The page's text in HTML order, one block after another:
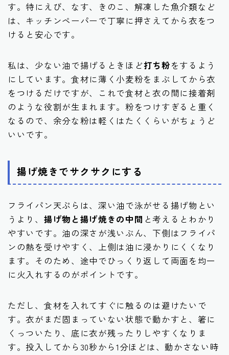
す。特にえび、なす、きのこ、解凍した魚介類など
は、キッチンペーパーで丁寧に押さえてから衣をつ
けると安心です。
私は、少ない油で揚げるときほど打ち粉をするよう
にしています。食材に薄く小麦粉をまぶしてから衣
をつけるだけですが、これで食材と衣の間に接着剤
のような役割が生まれます。粉をつけすぎると重く
なるので、余分な粉は軽くはたくくらいがちょうど
いいです。
揚げ焼きでサクサクにする
フライパン天ぷらは、深い油で泳がせる揚げ物とい
うより、 揚げ物と揚げ焼きの中間 と考えるとわかり
やすいです。油の深さが浅いぶん、下側はフライパ
ンの熱を受けやすく、上側は油に浸かりにくくなり
ます。そのため、途中でひっくり返して両面を均一
に火入れするのがポイントです。
ただし、食材を入れてすぐに触るのは避けたいで
す。衣がまだ固まっていない状態で動かすと、箸に
くっついたり、底に衣が残ったりしやすくなりま
す。投入してから30秒から1分ほどは、動かさない時